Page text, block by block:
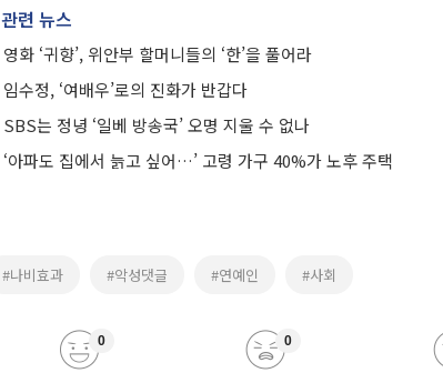
관련 뉴스
영화 ‘귀향’, 위안부 할머니들의 ‘한’을 풀어라
임수정, ‘여배우’로의 진화가 반갑다
SBS는 정녕 ‘일베 방송국’ 오명 지울 수 없나
‘아파도 집에서 늙고 싶어…’ 고령 가구 40%가 노후 주택
#나비효과 #악성댓글 #연예인 #사회
0 0